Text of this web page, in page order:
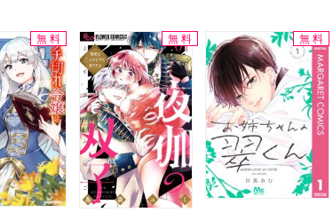
無料 無料 無料
t